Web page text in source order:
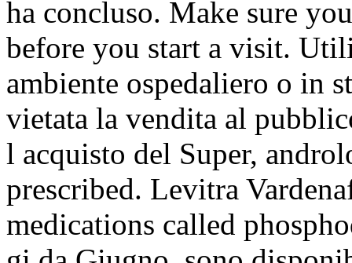
ha concluso. Make sure
before you start a visit.
ambiente ospedaliero o in
vietata la vendita al
l acquisto del Super,
prescribed. Levitra
medications called